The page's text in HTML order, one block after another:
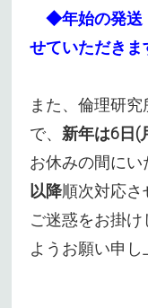
◆年始の発送
せていただきま
また、倫理研
で、 新年は6日(
お休みの間に
以降順次対応さ
ご迷惑をお掛
ようお願い申し